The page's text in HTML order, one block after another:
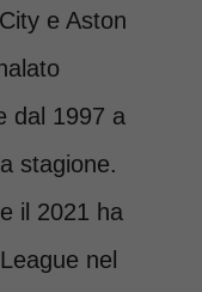
e Aston
dal 1997 a
stagione.
il 2021 ha
nel